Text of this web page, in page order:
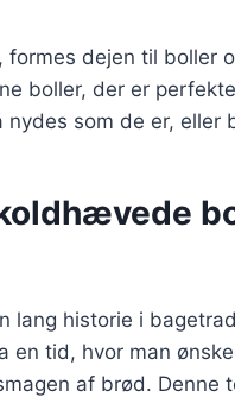
formes dejen til boller
boller, der er
nydes som de er,
lang historie i
en tid, hvor man
af brød.